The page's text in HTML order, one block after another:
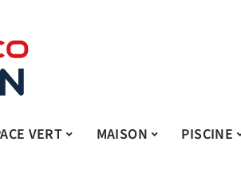
VERT MAISON PISCINE